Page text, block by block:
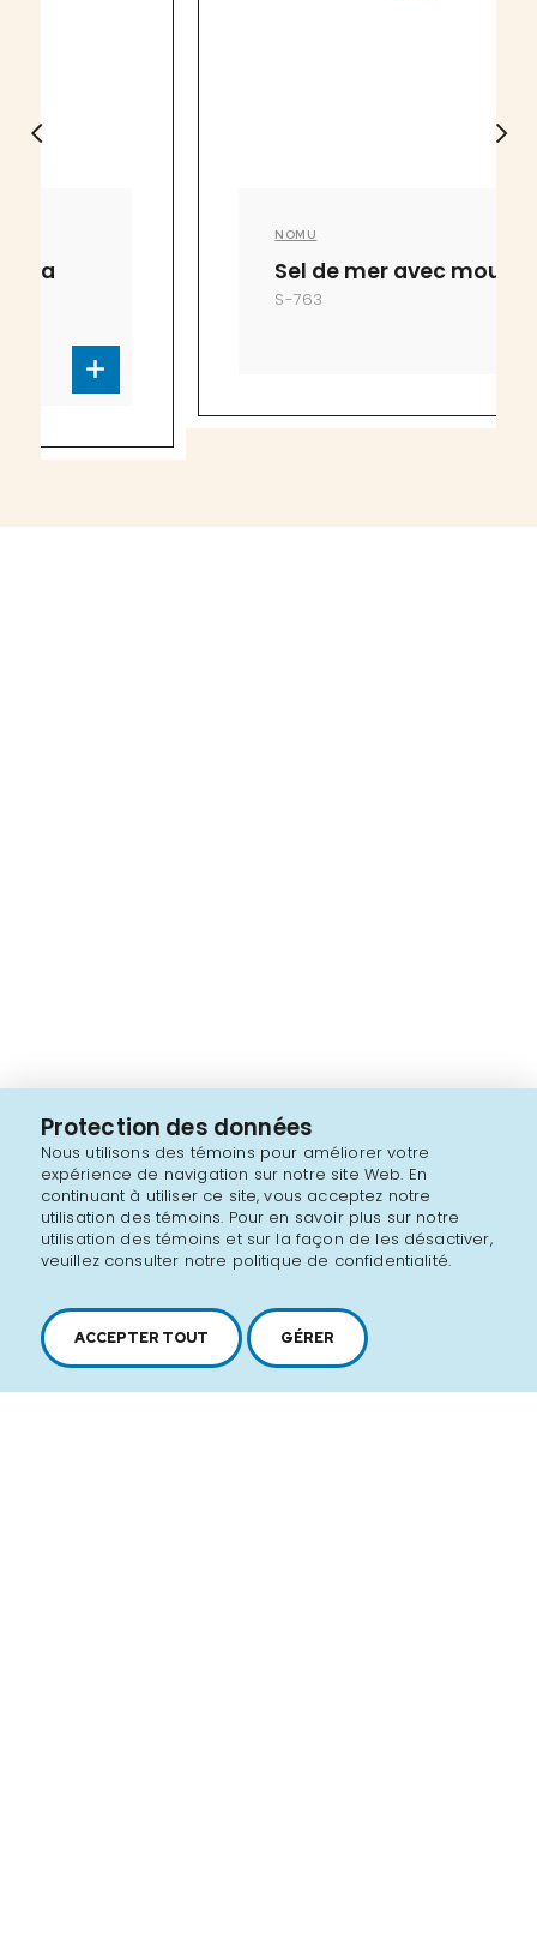
Protection des données
Nous utilisons des témoins pour améliorer votre
expérience de navigation sur notre site Web. En
continuant à utiliser ce site, vous acceptez notre
utilisation des témoins. Pour en savoir plus sur notre
utilisation des témoins et sur la façon de les désactiver,
veuillez consulter notre politique de confidentialité.
ACCEPTER TOUT GÉRER
Sel de mer avec moulin